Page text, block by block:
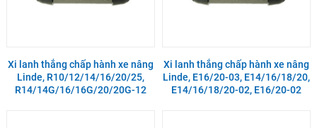
Xi lanh thắng chấp hành xe nâng
Linde, R10/12/14/16/20/25,
R14/14G/16/16G/20/20G-12
Xi lanh thắng chấp hành xe nâng
Linde, E16/20-03, E14/16/18/20,
E14/16/18/20-02, E16/20-02